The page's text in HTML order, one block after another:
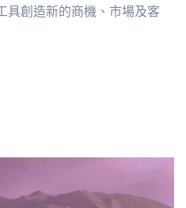
具創造新的商機、市場及客